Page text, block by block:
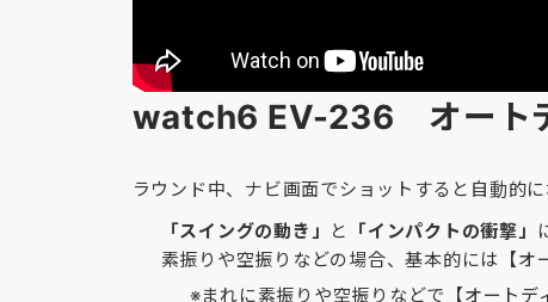
watch6 EV-236 オート
ラウンド中、ナビ画面でショットすると自動的
「スイングの動き」
と 「インパクトの衝撃」
素振りや空振りなどの場合、基本的には【オ
※まれに素振りや空振りなどで【オートデ